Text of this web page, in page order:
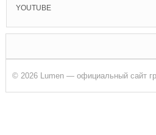
YOUTUBE
© 2026 Lumen — официальный сайт